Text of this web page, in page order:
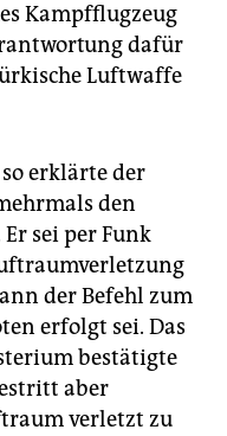
Kampfflugzeug
dafür
Luftwaffe
erklärte der
den
sei per Funk
der Befehl zum
erfolgt sei. Das
bestätigte
aber
verletzt zu